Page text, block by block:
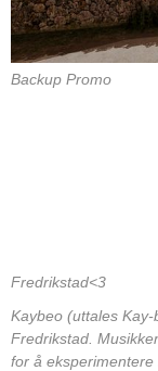
Backup Promo
Fredrikstad<3
Kaybeo (uttales
Fredrikstad.
for å